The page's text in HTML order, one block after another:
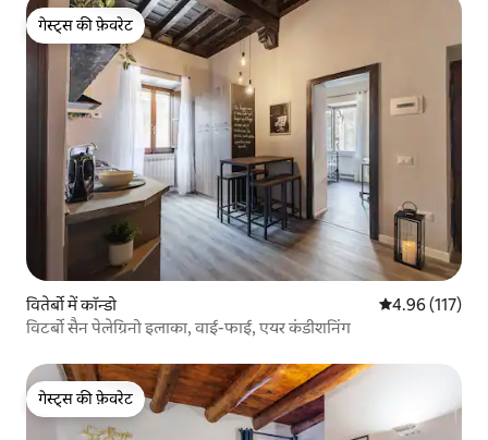
गेस्ट्स की फ़ेवरेट
गेस्ट्स की फ़ेवरेट
वितेर्बो में कॉन्डो औसत रेटिंग 5 में से
4.96 (117)
विटर्बो सैन पेलेग्रिनो इलाका, वाई-फाई, एयर कंडीशनिंग
गेस्ट्स की फ़ेवरेट
गेस्ट्स की फ़ेवरेट